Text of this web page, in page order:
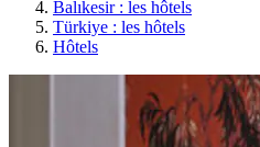
Balıkesir : les hôtels
Türkiye : les hôtels
Hôtels